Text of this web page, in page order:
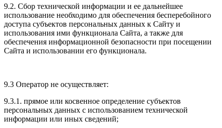
9.2. Сбор технической информации и ее дальнейшее
использование необходимо для обеспечения бесперебойного
доступа субъектов персональных данных к Сайту и
использования ими функционала Сайта, а также для
обеспечения информационной безопасности при посещении
Сайта и использовании его функционала.
9.3 Оператор не осуществляет:
9.3.1. прямое или косвенное определение субъектов
персональных данных с использованием технической
информации или иных сведений;